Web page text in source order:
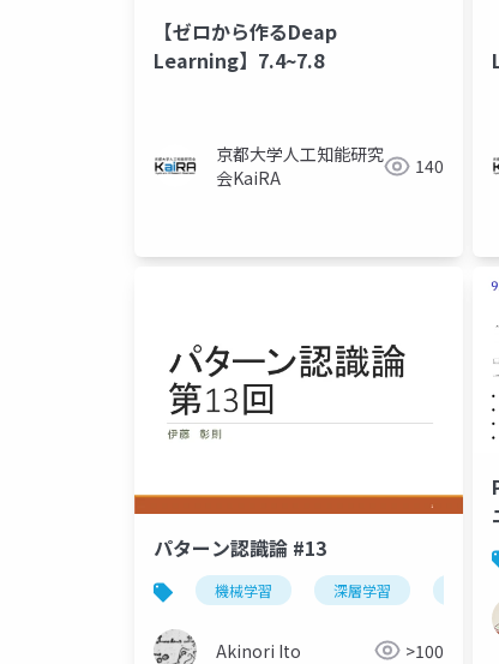
【ゼロから作るDeap
Learning】7.4~7.8
京都大学人工知能研究
会KaiRA
140
パターン認識論 #13
機械学習 深層学習
Akinori Ito >100